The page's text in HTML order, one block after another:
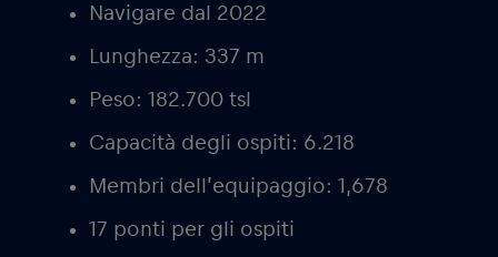
Navigare dal 2022
Lunghezza: 337 m
Peso: 182.700 tsl
Capacità degli ospiti: 6.218
Membri dell’equipaggio: 1,678
17 ponti per gli ospiti